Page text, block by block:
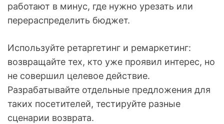
работают в минус, где нужно урезать или
перераспределить бюджет.
Используйте ретаргетинг и ремаркетинг:
возвращайте тех, кто уже проявил интерес, но
не совершил целевое действие.
Разрабатывайте отдельные предложения для
таких посетителей, тестируйте разные
сценарии возврата.